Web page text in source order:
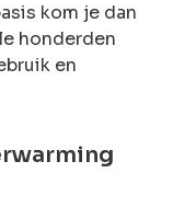
kom je dan
honderden
en